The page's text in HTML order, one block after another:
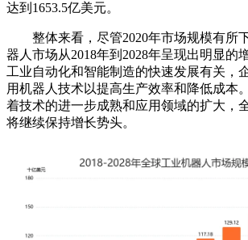
达到1653.5亿美元。
整体来看，尽管2020年市场规模有所
器人市场从2018年到2028年呈现出明显的
工业自动化和智能制造的快速发展有关，
用机器人技术以提高生产效率和降低成本
着技术的进一步成熟和应用领域的扩大，
将继续保持增长势头。